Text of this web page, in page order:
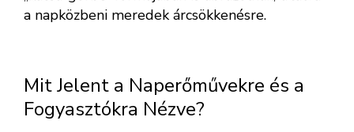
a napközbeni meredek árcsökkenésre.
Mit Jelent a Naperőművekre és a
Fogyasztókra Nézve?